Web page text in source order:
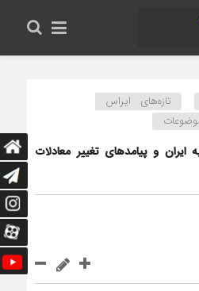
تازه‌های ایراس
اسرائیل به ایران و پیامدهای تغییر معادلات